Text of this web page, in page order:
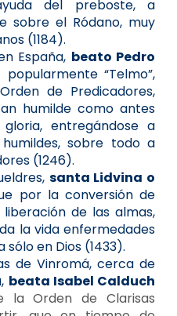
del preboste, a
sobre el Ródano, muy
(1184).
España, beato Pedro
“Telmo”,
de Predicadores,
humilde como antes
entregándose a
sobre todo a
(1246).
santa Lidvina o
por la conversión de
de las almas,
la vida enfermedades
en Dios (1433).
de Vinromá, cerca de
beata Isabel Calduch
la Orden de Clarisas